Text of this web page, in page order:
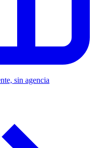
sin agencia